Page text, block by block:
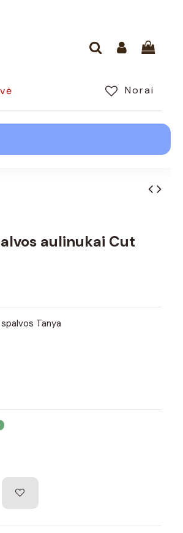
Norai
aulinukai Cut
Tanya